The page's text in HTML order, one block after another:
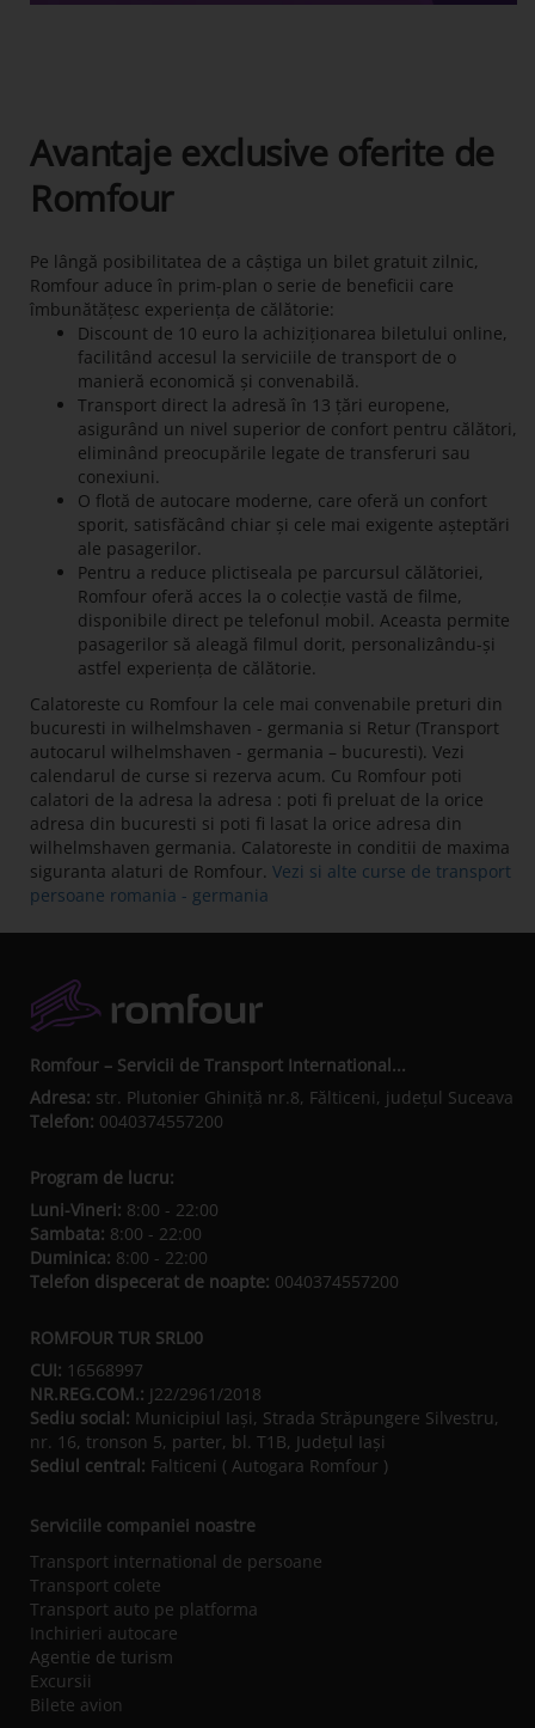
Avantaje exclusive oferite de
Romfour
Pe lângă posibilitatea de a câștiga un bilet gratuit zilnic,
Romfour aduce în prim-plan o serie de beneficii care
îmbunătățesc experiența de călătorie:
Discount de 10 euro la achiziționarea biletului online,
facilitând accesul la serviciile de transport de o
manieră economică și convenabilă.
Transport direct la adresă în 13 țări europene,
asigurând un nivel superior de confort pentru călători,
eliminând preocupările legate de transferuri sau
conexiuni.
O flotă de autocare moderne, care oferă un confort
sporit, satisfăcând chiar și cele mai exigente așteptări
ale pasagerilor.
Pentru a reduce plictiseala pe parcursul călătoriei,
Romfour oferă acces la o colecție vastă de filme,
disponibile direct pe telefonul mobil. Aceasta permite
pasagerilor să aleagă filmul dorit, personalizându-și
astfel experiența de călătorie.
Calatoreste cu Romfour la cele mai convenabile preturi din
bucuresti in wilhelmshaven - germania si Retur (Transport
autocarul wilhelmshaven - germania – bucuresti). Vezi
calendarul de curse si rezerva acum. Cu Romfour poti
calatori de la adresa la adresa : poti fi preluat de la orice
adresa din bucuresti si poti fi lasat la orice adresa din
wilhelmshaven germania. Calatoreste in conditii de maxima
siguranta alaturi de Romfour. Vezi si alte curse de transport
persoane romania - germania
Romfour – Servicii de Transport International...
Adresa: str. Plutonier Ghiniţă nr.8, Fălticeni, judeţul Suceava
Telefon: 0040374557200
Program de lucru:
Luni-Vineri: 8:00 - 22:00
Sambata: 8:00 - 22:00
Duminica: 8:00 - 22:00
Telefon dispecerat de noapte: 0040374557200
ROMFOUR TUR SRL00
CUI: 16568997
NR.REG.COM.: J22/2961/2018
Sediu social: Municipiul Iaşi, Strada Străpungere Silvestru,
nr. 16, tronson 5, parter, bl. T1B, Județul Iaşi
Sediul central: Falticeni ( Autogara Romfour )
Serviciile companiei noastre
Transport international de persoane
Transport colete
Transport auto pe platforma
Inchirieri autocare
Agentie de turism
Excursii
Bilete avion